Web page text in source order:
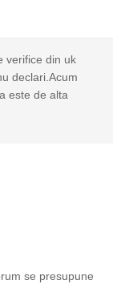
verifice din uk
declari.Acum
este de alta
se presupune